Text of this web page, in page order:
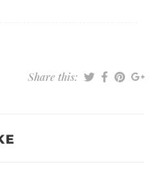
Share this: